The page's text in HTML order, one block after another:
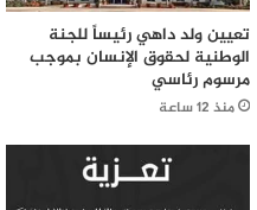
تعيين ولد داهي رئيساً للجنة
الوطنية لحقوق الإنسان بموجب
مرسوم رئاسي
منذ 12 ساعة